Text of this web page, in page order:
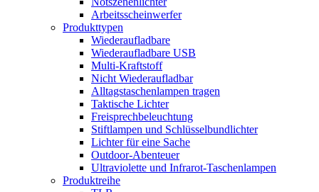
Arbeitsscheinwerfer
Produkttypen
Wiederaufladbare
Wiederaufladbare USB
Multi-Kraftstoff
Nicht Wiederaufladbar
Alltagstaschenlampen tragen
Taktische Lichter
Freisprechbeleuchtung
Stiftlampen und Schlüsselbundlichter
Lichter für eine Sache
Outdoor-Abenteuer
Ultraviolette und Infrarot-Taschenlampen
Produktreihe